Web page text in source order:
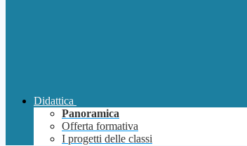
Didattica
Panoramica
Offerta formativa
I progetti delle classi